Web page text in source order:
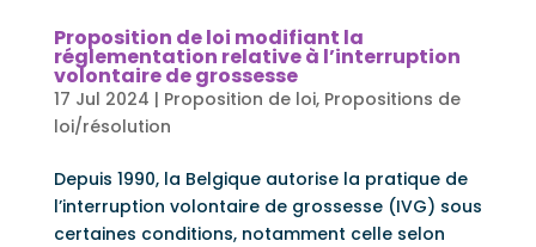
Proposition de loi modifiant la
réglementation relative à l’interruption
volontaire de grossesse
17 Jul 2024 | Proposition de loi, Propositions de
loi/résolution
Depuis 1990, la Belgique autorise la pratique de
l’interruption volontaire de grossesse (IVG) sous
certaines conditions, notamment celle selon